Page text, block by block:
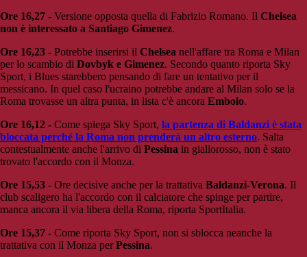
Ore 16,27 - Versione opposta quella di Fabrizio Romano. Il Chelsea
non è interessato a Santiago Gimenez.
Ore 16,23 - Potrebbe inserirsi il Chelsea nell'affare tra Roma e Milan
per lo scambio di Dovbyk e Gimenez. Secondo quanto riporta Sky
Sport, i Blues starebbero pensando di fare un tentativo per il
messicano. In quel caso l'ucraino potrebbe andare al Milan solo se la
Roma trovasse un altra punta, in lista c'è ancora Embolo.
Ore 16,12 - Come spiega Sky Sport, la partenza di Baldanzi è stata
bloccata perché la Roma non prenderà un altro esterno. Salta
contestualmente anche l'arrivo di Pessina in giallorosso, non è stato
trovato l'accordo con il Monza.
Ore 15,53 - Ore decisive anche per la trattativa Baldanzi-Verona. Il
club scaligero ha l'accordo con il calciatore che spinge per partire,
manca ancora il via libera della Roma, riporta SportItalia.
Ore 15,37 - Come riporta Sky Sport, non si sblocca neanche la
trattativa con il Monza perPessina.